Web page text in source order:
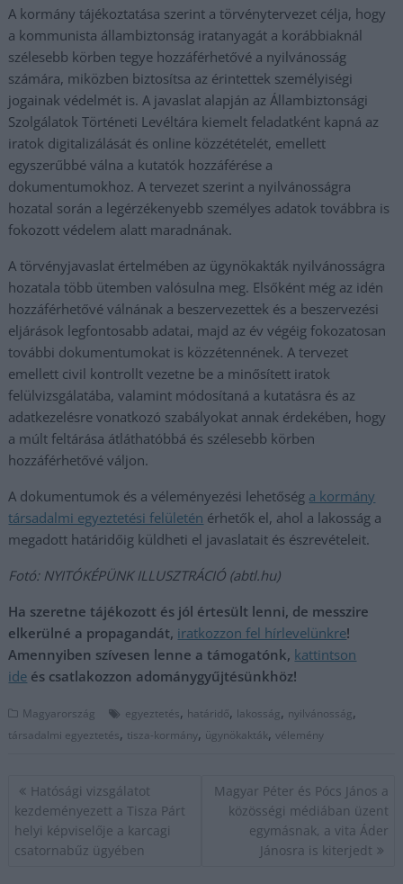
A kormány tájékoztatása szerint a törvénytervezet célja, hogy
a kommunista állambiztonság iratanyagát a korábbiaknál
szélesebb körben tegye hozzáférhetővé a nyilvánosság
számára, miközben biztosítsa az érintettek személyiségi
jogainak védelmét is. A javaslat alapján az Állambiztonsági
Szolgálatok Történeti Levéltára kiemelt feladatként kapná az
iratok digitalizálását és online közzétételét, emellett
egyszerűbbé válna a kutatók hozzáférése a
dokumentumokhoz. A tervezet szerint a nyilvánosságra
hozatal során a legérzékenyebb személyes adatok továbbra is
fokozott védelem alatt maradnának.
A törvényjavaslat értelmében az ügynökakták nyilvánosságra
hozatala több ütemben valósulna meg. Elsőként még az idén
hozzáférhetővé válnának a beszervezettek és a beszervezési
eljárások legfontosabb adatai, majd az év végéig fokozatosan
további dokumentumokat is közzétennének. A tervezet
emellett civil kontrollt vezetne be a minősített iratok
felülvizsgálatába, valamint módosítaná a kutatásra és az
adatkezelésre vonatkozó szabályokat annak érdekében, hogy
a múlt feltárása átláthatóbbá és szélesebb körben
hozzáférhetővé váljon.
A dokumentumok és a véleményezési lehetőség a kormány
társadalmi egyeztetési felületén érhetők el, ahol a lakosság a
megadott határidőig küldheti el javaslatait és észrevételeit.
Fotó: NYITÓKÉPÜNK ILLUSZTRÁCIÓ (abtl.hu)
Ha szeretne tájékozott és jól értesült lenni, de messzire
elkerülné a propagandát, iratkozzon fel hírlevelünkre!
Amennyiben szívesen lenne a támogatónk, kattintson
ide és csatlakozzon adománygyűjtésünkhöz!
Magyarország egyeztetés, határidő, lakosság, nyilvánosság,
társadalmi egyeztetés, tisza-kormány, ügynökakták,vélemény
Bejegyzés
navigáció
Hatósági vizsgálatot
kezdeményezett a Tisza Párt
helyi képviselője a karcagi
csatornabűz ügyében
Magyar Péter és Pócs János a
közösségi médiában üzent
egymásnak, a vita Áder
Jánosra is kiterjedt